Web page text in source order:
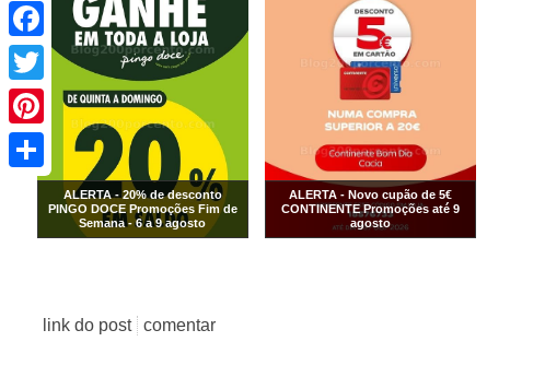
ALERTA - 20% de desconto
PINGO DOCE Promoções Fim de
Semana - 6 a 9 agosto
ALERTA - Novo cupão de 5€
CONTINENTE Promoções até 9
agosto
link do post comentar
Facebook
Twitter
Pinterest